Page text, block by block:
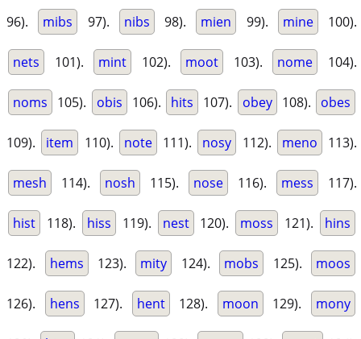
96). mibs 97). nibs 98). mien 99). mine 100).
nets 101). mint 102). moot 103). nome 104).
noms 105). obis 106). hits 107). obey 108). obes
109). item 110). note 111). nosy 112). meno 113).
mesh 114). nosh 115). nose 116). mess 117).
hist 118). hiss 119). nest 120). moss 121). hins
122). hems 123). mity 124). mobs 125). moos
126). hens 127). hent 128). moon 129). mony